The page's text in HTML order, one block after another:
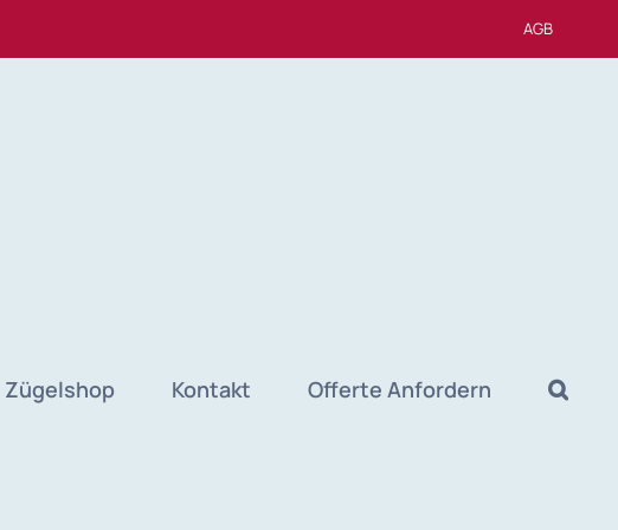
AGB
Zügelshop Kontakt Offerte Anfordern